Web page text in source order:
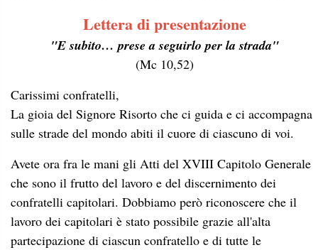
Lettera di presentazione
"E subito… prese a seguirlo per la strada"
(Mc 10,52)
Carissimi confratelli,
La gioia del Signore Risorto che ci guida e ci accompagna
sulle strade del mondo abiti il cuore di ciascuno di voi.
Avete ora fra le mani gli Atti del XVIII Capitolo Generale
che sono il frutto del lavoro e del discernimento dei
confratelli capitolari. Dobbiamo però riconoscere che il
lavoro dei capitolari è stato possibile grazie all'alta
partecipazione di ciascun confratello e di tutte le